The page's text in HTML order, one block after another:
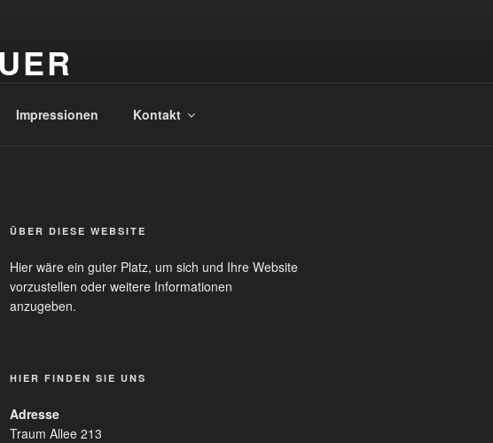
Impressionen Kontakt
ÜBER DIESE WEBSITE
Hier wäre ein guter Platz, um sich und Ihre Website
vorzustellen oder weitere Informationen
anzugeben.
HIER FINDEN SIE UNS
Adresse
Traum Allee 213